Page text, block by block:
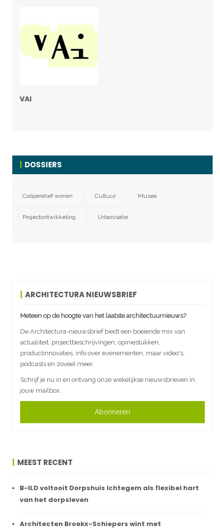
VAI
DOSSIERS
Coöperatief wonen Cultuur Musea
Projectontwikkeling Urbanisatie
ARCHITECTURA NIEUWSBRIEF
Meteen op de hoogte van het laatste architectuurnieuws?
De Architectura-nieuwsbrief biedt een boeiende mix van
actualiteit, projectbeschrijvingen, opiniestukken,
productinnovaties, info over evenementen, maar video's,
podcasts en zoveel meer.
Schrijf je nu in en ontvang onze wekelijkse nieuwsbrieven in
jouw mailbox.
Abonneren
MEEST RECENT
B-ILD voltooit Dorpshuis Ichtegem als flexibel hart
van het dorpsleven
Architecten Broekx-Schiepers wint met